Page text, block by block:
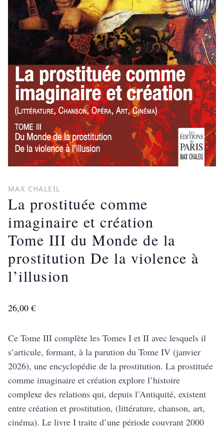
MAX CHALEIL
La prostituée comme
imaginaire et création
Tome III du Monde de la
prostitution De la violence à
l’illusion
26,00 €
Ce Tome III complète les Tomes I et II avec lesquels il
s’articule, formant, à la parution du Tome IV (janvier
2026), une encyclopédie de la prostitution. La prostituée
comme imaginaire et création explore l’histoire
complexe des relations qui, depuis l’Antiquité, existent
entre création et prostitution, (littérature, chanson, art,
cinéma). Le livre I traite d’une période couvrant 2000